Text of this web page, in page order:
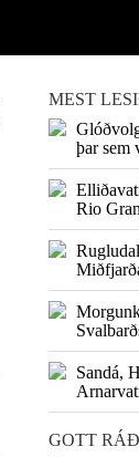
MEST
þar sem
Rio
Sandá,
GOTT RÁÐ